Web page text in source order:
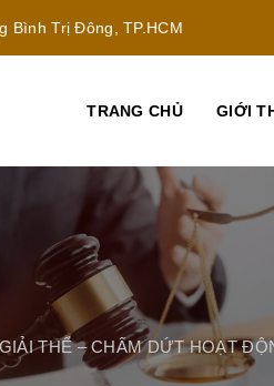
Bình Trị Đông, TP.HCM
TRANG CHỦ GIỚI
THỂ – CHẤM DỨT HOẠT